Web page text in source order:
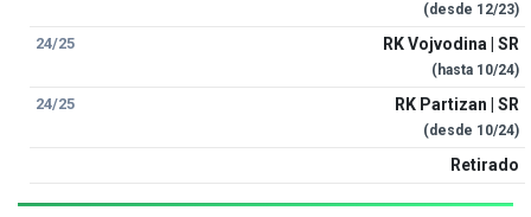
(desde 12/23)
24/25 RK Vojvodina | SR
(hasta 10/24)
24/25 RK Partizan | SR
(desde 10/24)
Retirado